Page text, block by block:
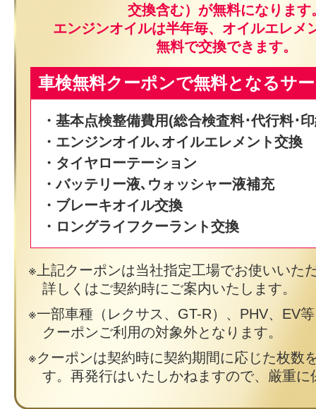
交換含む）が無料になります
エンジンオイルは半年毎、オイルエレメ
無料で交換できます。
車検無料クーポンで無料となるサ
・基本点検整備費用(総合検査料･代行料･
・エンジンオイル､オイルエレメント交換
・タイヤローテーション
・バッテリー液､ウォッシャー液補充
・ブレーキオイル交換
・ロングライフクーラント交換
上記クーポンは当社指定工場でお使いいた
詳しくはご契約時にご案内いたします。
一部車種（レクサス、GT-R）、PHV、EV
クーポンご利用の対象外となります。
クーポンは契約時に契約期間に応じた枚数
す。再発行はいたしかねますので、厳重に